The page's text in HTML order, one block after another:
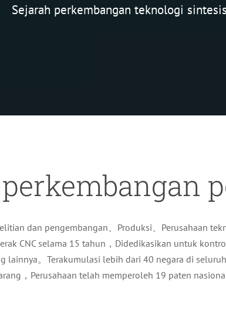
Sejarah perkembangan teknologi
dan pengembangan、Produksi、Perusahaan
CNC selama 15 tahun，Didedikasikan untuk
lainnya。Terakumulasi lebih dari 40 negara di
，Perusahaan telah memperoleh 19 paten